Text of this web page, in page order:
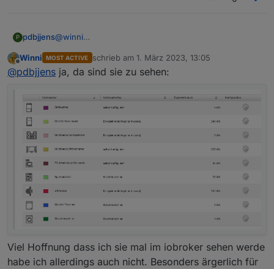
P pdbjjens@winni
Adapter. Sind die Daten der BT Steckdosen im Sunny
Portal zu finden?
Offline
Winni MOST ACTIVE schrieb am 1. März 2023, 13:05
zuletzt editiert von
@pdbjjens ja, da sind sie zu sehen:
Viel Hoffnung dass ich sie mal im iobroker sehen werde
habe ich allerdings auch nicht. Besonders ärgerlich für